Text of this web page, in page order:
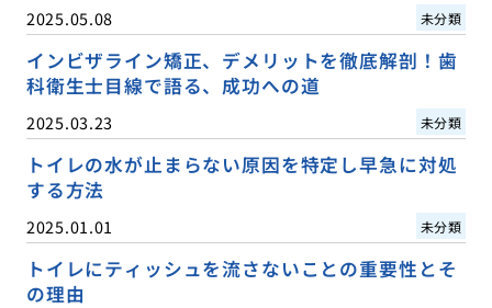
2025.05.08 未分類
インビザライン矯正、デメリットを徹底解剖！歯
科衛生士目線で語る、成功への道
2025.03.23 未分類
トイレの水が止まらない原因を特定し早急に対処
する方法
2025.01.01 未分類
トイレにティッシュを流さないことの重要性とそ
の理由